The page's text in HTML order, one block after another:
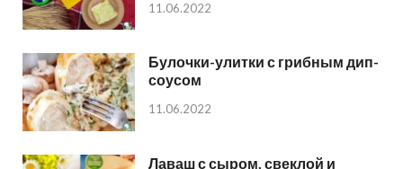
11.06.2022
Булочки-улитки с грибным дип-
соусом
11.06.2022
Лаваш с сыром, свеклой и